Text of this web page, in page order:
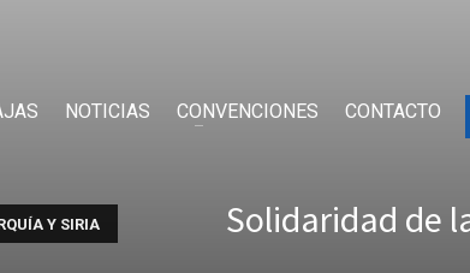
NOTICIAS CONVENCIONES CONTACTO
Y SIRIA Solidaridad de